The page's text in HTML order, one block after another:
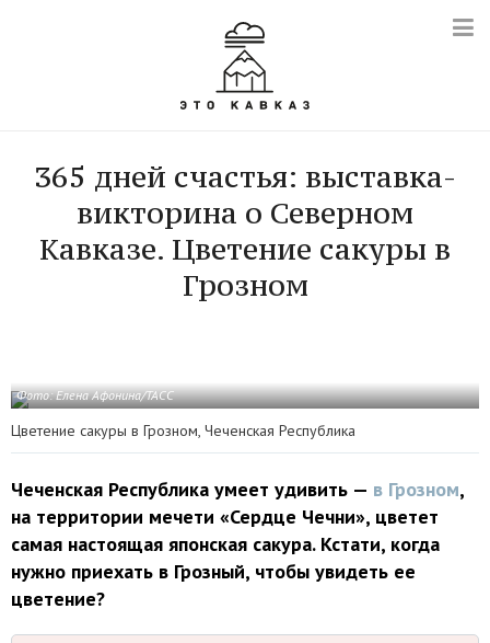
365 дней счастья: выставка-
викторина о Северном
Кавказе. Цветение сакуры в
Грозном
Фото:Елена Афонина/ТАСС
Цветение сакуры в Грозном, Чеченская Республика
Чеченская Республика умеет удивить — в Грозном,
на территории мечети «Сердце Чечни», цветет
самая настоящая японская сакура. Кстати, когда
нужно приехать в Грозный, чтобы увидеть ее
цветение?